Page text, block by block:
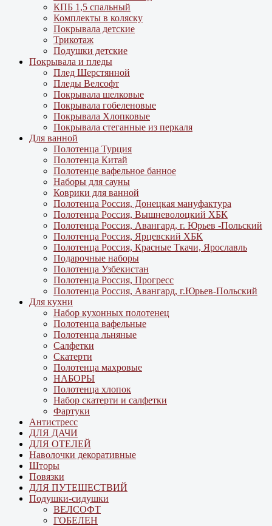
КПБ 1,5 спальный
Комплекты в коляску
Покрывала детские
Трикотаж
Подушки детские
Покрывала и пледы
Плед Шерстянной
Пледы Велсофт
Покрывала шелковые
Покрывала гобеленовые
Покрывала Хлопковые
Покрывала стеганные из перкаля
Для ванной
Полотенца Турция
Полотенца Китай
Полотенце вафельное банное
Наборы для сауны
Коврики для ванной
Полотенца Россия, Донецкая мануфактура
Полотенца Россия, Вышневолоцкий ХБК
Полотенца Россия, Авангард, г. Юрьев -Польский
Полотенца Россия, Ярцевский ХБК
Полотенца Россия, Красные Ткачи, Ярославль
Подарочные наборы
Полотенца Узбекистан
Полотенца Россия, Прогресс
Полотенца Россия, Авангард, г.Юрьев-Польский
Для кухни
Набор кухонных полотенец
Полотенца вафельные
Полотенца льняные
Салфетки
Скатерти
Полотенца махровые
НАБОРЫ
Полотенца хлопок
Набор скатерти и салфетки
Фартуки
Антистресс
ДЛЯ ДАЧИ
ДЛЯ ОТЕЛЕЙ
Наволочки декоративные
Шторы
Повязки
ДЛЯ ПУТЕШЕСТВИЙ
Подушки-сидушки
ВЕЛСОФТ
ГОБЕЛЕН